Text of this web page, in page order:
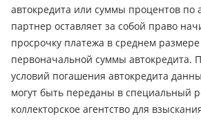
автокредита или суммы процентов по
партнер оставляет за собой право
просрочку платежа в среднем размере
первоначальной суммы автокредита.
условий погашения автокредита
могут быть переданы в специальный
коллекторское агентство для